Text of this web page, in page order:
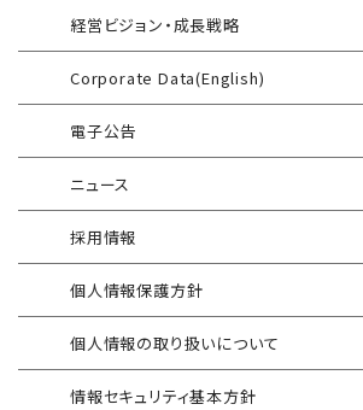
「サプライチェーン強化に向けたセキュリ
運用開始に備えた事前対策支援サービス
インシデント対応訓練
インシデント対応訓練シミュレーター
情報セキュリティリスクアセスメント
FISCガイドライン準拠対応支援サービス
地方公共団体向け 情報セキュリティ
セルフアセスメント
産業制御システム向けリスクアセスメン
インターネット分離クラウド
SIEM運用／分析
経営ビジョン・成長戦略
Corporate Data(English)
電子公告
ニュース
採用情報
個人情報保護方針
個人情報の取り扱いについて
情報セキュリティ基本方針